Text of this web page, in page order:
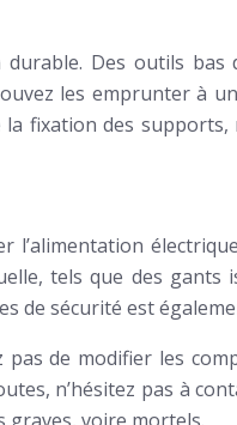
Des outils bas
les emprunter à
fixation des
l’alimentation
tels que des gants
de sécurité est
de modifier les
n’hésitez pas à